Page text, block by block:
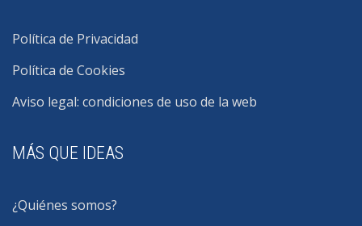
Política de Privacidad
Política de Cookies
Aviso legal: condiciones de uso de la web
MÁS QUE IDEAS
¿Quiénes somos?